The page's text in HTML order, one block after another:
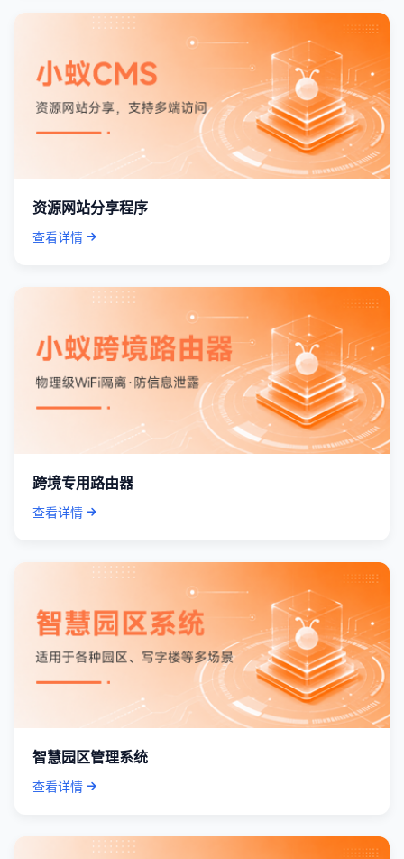
资源网站分享程序
查看详情
跨境专用路由器
查看详情
智慧园区管理系统
查看详情